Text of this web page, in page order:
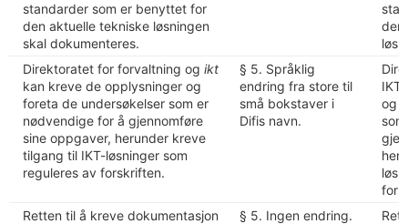
standarder som er benyttet for
den aktuelle tekniske løsningen
skal dokumenteres.
den
Direktoratet for forvaltning og ikt
kan kreve de opplysninger og
foreta de undersøkelser som er
nødvendige for å gjennomføre
sine oppgaver, herunder kreve
tilgang til IKT-løsninger som
reguleres av forskriften.
§ 5. Språklig
endring fra store til
små bokstaver i
Difis navn.
IKT
og
Retten til å kreve dokumentasjon
§ 5. Ingen endring.